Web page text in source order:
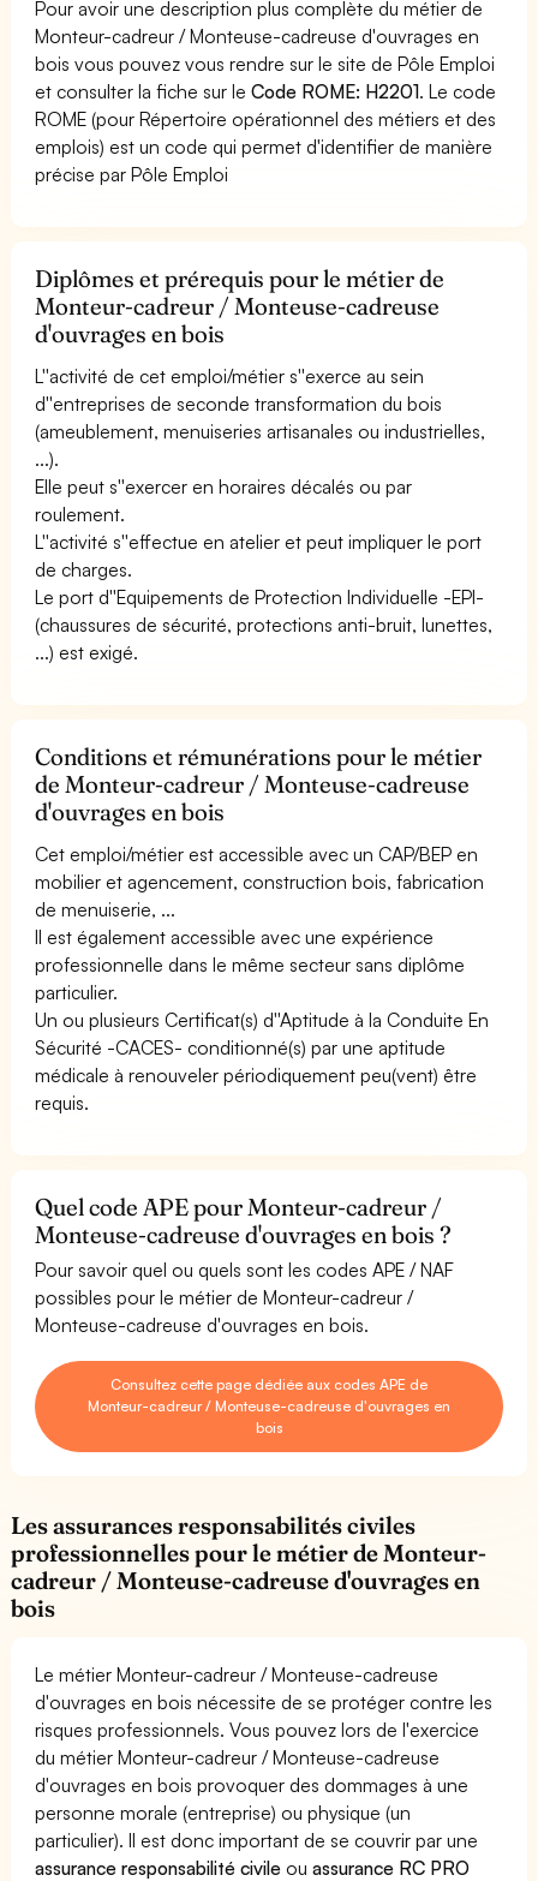
Pour avoir une description plus complète du métier de
Monteur-cadreur / Monteuse-cadreuse d'ouvrages en
bois vous pouvez vous rendre sur le site de Pôle Emploi
et consulter la fiche sur leCode ROME: H2201. Le code
ROME (pour Répertoire opérationnel des métiers et des
emplois) est un code qui permet d'identifier de manière
précise par Pôle Emploi
Diplômes et prérequis pour le métier de
Monteur-cadreur / Monteuse-cadreuse
d'ouvrages en bois
L''activité de cet emploi/métier s''exerce au sein
d''entreprises de seconde transformation du bois
(ameublement, menuiseries artisanales ou industrielles,
...).
Elle peut s''exercer en horaires décalés ou par
roulement.
L''activité s''effectue en atelier et peut impliquer le port
de charges.
Le port d''Equipements de Protection Individuelle -EPI-
(chaussures de sécurité, protections anti-bruit, lunettes,
...) est exigé.
Conditions et rémunérations pour le métier
de Monteur-cadreur / Monteuse-cadreuse
d'ouvrages en bois
Cet emploi/métier est accessible avec un CAP/BEP en
mobilier et agencement, construction bois, fabrication
de menuiserie, ...
Il est également accessible avec une expérience
professionnelle dans le même secteur sans diplôme
particulier.
Un ou plusieurs Certificat(s) d''Aptitude à la Conduite En
Sécurité -CACES- conditionné(s) par une aptitude
médicale à renouveler périodiquement peu(vent) être
requis.
Quel code APE pour Monteur-cadreur /
Monteuse-cadreuse d'ouvrages en bois ?
Pour savoir quel ou quels sont les codes APE / NAF
possibles pour le métier de Monteur-cadreur /
Monteuse-cadreuse d'ouvrages en bois.
Consultez cette page dédiée aux codes APE de
Monteur-cadreur / Monteuse-cadreuse d'ouvrages en
bois
Les assurances responsabilités civiles
professionnelles pour le métier de Monteur-
cadreur / Monteuse-cadreuse d'ouvrages en
bois
Le métier Monteur-cadreur / Monteuse-cadreuse
d'ouvrages en bois nécessite de se protéger contre les
risques professionnels. Vous pouvez lors de l'exercice
du métier Monteur-cadreur / Monteuse-cadreuse
d'ouvrages en bois provoquer des dommages à une
personne morale (entreprise) ou physique (un
particulier). Il est donc important de se couvrir par une
assurance responsabilité civile ouassurance RC PRO